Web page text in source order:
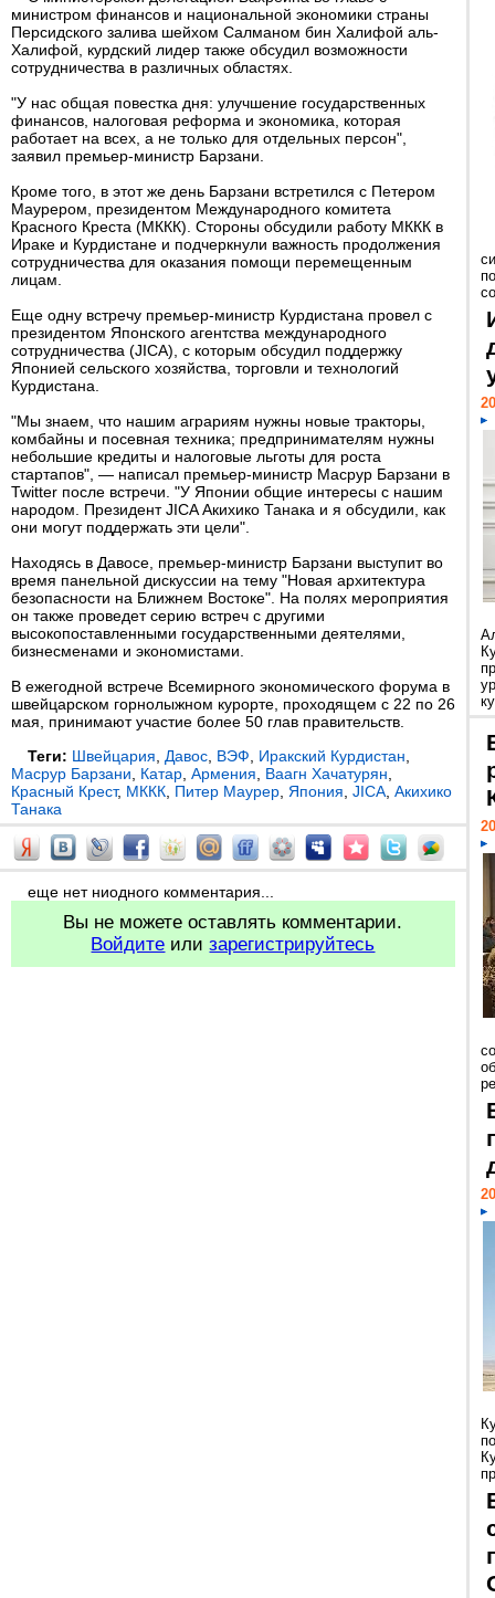
министром финансов и национальной экономики страны
Персидского залива шейхом Салманом бин Халифой аль-
Халифой, курдский лидер также обсудил возможности
сотрудничества в различных областях.
"У нас общая повестка дня: улучшение государственных
финансов, налоговая реформа и экономика, которая
работает на всех, а не только для отдельных персон",
заявил премьер-министр Барзани.
Кроме того, в этот же день Барзани встретился с Петером
Маурером, президентом Международного комитета
Красного Креста (МККК). Стороны обсудили работу МККК в
Ираке и Курдистане и подчеркнули важность продолжения
сотрудничества для оказания помощи перемещенным
лицам.
Еще одну встречу премьер-министр Курдистана провел с
президентом Японского агентства международного
сотрудничества (JICA), с которым обсудил поддержку
Японией сельского хозяйства, торговли и технологий
Курдистана.
"Мы знаем, что нашим аграриям нужны новые тракторы,
комбайны и посевная техника; предпринимателям нужны
небольшие кредиты и налоговые льготы для роста
стартапов", — написал премьер-министр Масрур Барзани в
Twitter после встречи. "У Японии общие интересы с нашим
народом. Президент JICA Акихико Танака и я обсудили, как
они могут поддержать эти цели".
Находясь в Давосе, премьер-министр Барзани выступит во
время панельной дискуссии на тему "Новая архитектура
безопасности на Ближнем Востоке". На полях мероприятия
он также проведет серию встреч с другими
высокопоставленными государственными деятелями,
бизнесменами и экономистами.
В ежегодной встрече Всемирного экономического форума в
швейцарском горнолыжном курорте, проходящем с 22 по 26
мая, принимают участие более 50 глав правительств.
Теги: Швейцария Давос ВЭФ Иракский Курдистан
Масрур Барзани
Катар Армения Ваагн Хачатурян
Красный Крест, МККК Питер Маурер Япония JICA Акихико
Танака
еще нет ниодного комментария...
Вы не можете оставлять комментарии.
Войдите илизарегистрируйтесь